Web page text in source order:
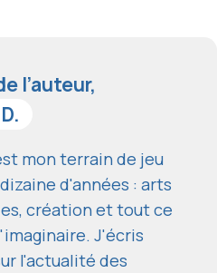
l’auteur,
mon terrain de jeu
d'années : arts
création et tout ce
J'écris
l'actualité des